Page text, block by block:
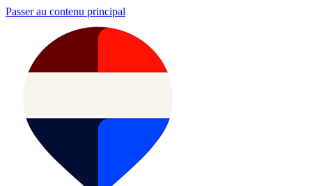
Passer au contenu principal